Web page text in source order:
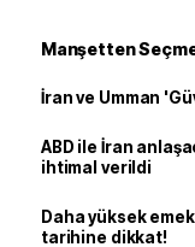
Manşetten
İran ve Umman
ABD ile İran
ihtimal verildi
Daha yüksek
tarihine dikkat!